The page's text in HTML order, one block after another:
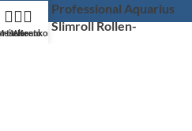
Konto
Warenkorb
Professional Aquarius
Slimroll Rollen-